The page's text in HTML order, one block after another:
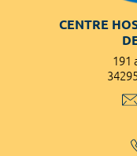
CENTRE
191